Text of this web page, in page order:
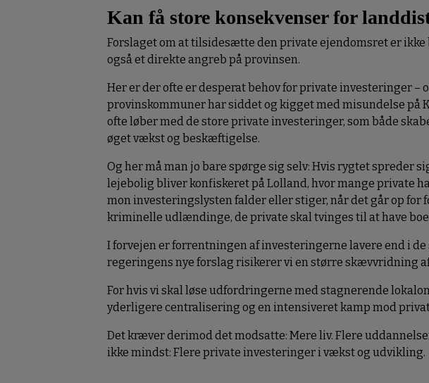
Kan få store konsekvenser for
Forslaget om at tilsidesætte den private ejendomsret er ikke
også et direkte angreb på provinsen.
Her er der ofte er desperat behov for private investeringer –
provinskommuner har siddet og kigget med misundelse på
ofte løber med de store private investeringer, som både
øget vækst og beskæftigelse.
Og her må man jo bare spørge sig selv: Hvis rygtet spreder
lejebolig bliver konfiskeret på Lolland, hvor mange private
mon investeringslysten falder eller stiger, når det går op for
kriminelle udlændinge, de private skal tvinges til at have
I forvejen er forrentningen af investeringerne lavere end i de
regeringens nye forslag risikerer vi en større skævvridning
For hvis vi skal løse udfordringerne med stagnerende
yderligere centralisering og en intensiveret kamp mod
Det kræver derimod det modsatte: Mere liv. Flere
ikke mindst: Flere private investeringer i vækst og udvikling.